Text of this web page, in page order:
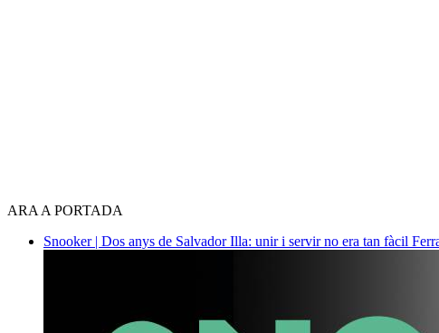
ARA A PORTADA
Snooker | Dos anys de Salvador Illa: unir i servir no era tan fàcil